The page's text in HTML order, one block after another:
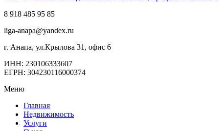
8 918 485 95 85
liga-anapa@yandex.ru
г. Анапа, ул.Крылова 31, офис 6
ИНН: 230106333607
ЕГРН: 304230116000374
Меню
Главная
Недвижимость
Услуги